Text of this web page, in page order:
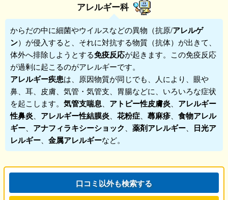
アレルギー科
からだの中に細菌やウイルスなどの異物（抗原/アレルゲ
ン）が侵入すると、それに対抗する物質（抗体）が出きて、
体外へ排除しようとする免疫反応が起きます。この免疫反応
が過剰に起こるのがアレルギーです。
アレルギー疾患は、原因物質が同じでも、人により、眼や
鼻、耳、皮膚、気管・気管支、胃腸などに、いろいろな症状
を起こします。 気管支喘息 アトピー性皮膚炎
アレルギー
性鼻炎
アレルギー性結膜炎 花粉症 蕁麻疹
食物アレル
ギー
アナフィラキシーショック 薬剤アレルギー
日光ア
レルギー
金属アレルギーなど。
口コミ以外も検索する